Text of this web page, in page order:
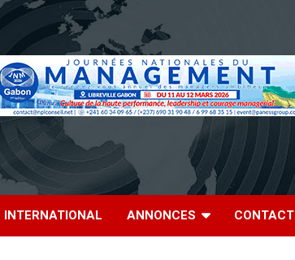
INTERNATIONAL ANNONCES CONTACT